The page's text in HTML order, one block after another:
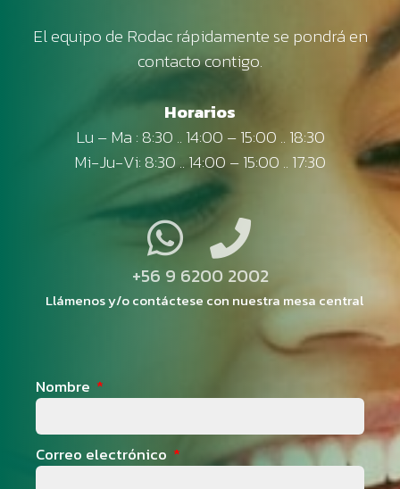
El equipo de Rodac rápidamente se pondrá en
contacto contigo.
Horarios
Lu – Ma : 8:30 .. 14:00 – 15:00 .. 18:30
Mi-Ju-Vi: 8:30 .. 14:00 – 15:00 .. 17:30
+56 9 6200 2002
Llámenos y/o contáctese con nuestra mesa central
Nombre
Correo electrónico